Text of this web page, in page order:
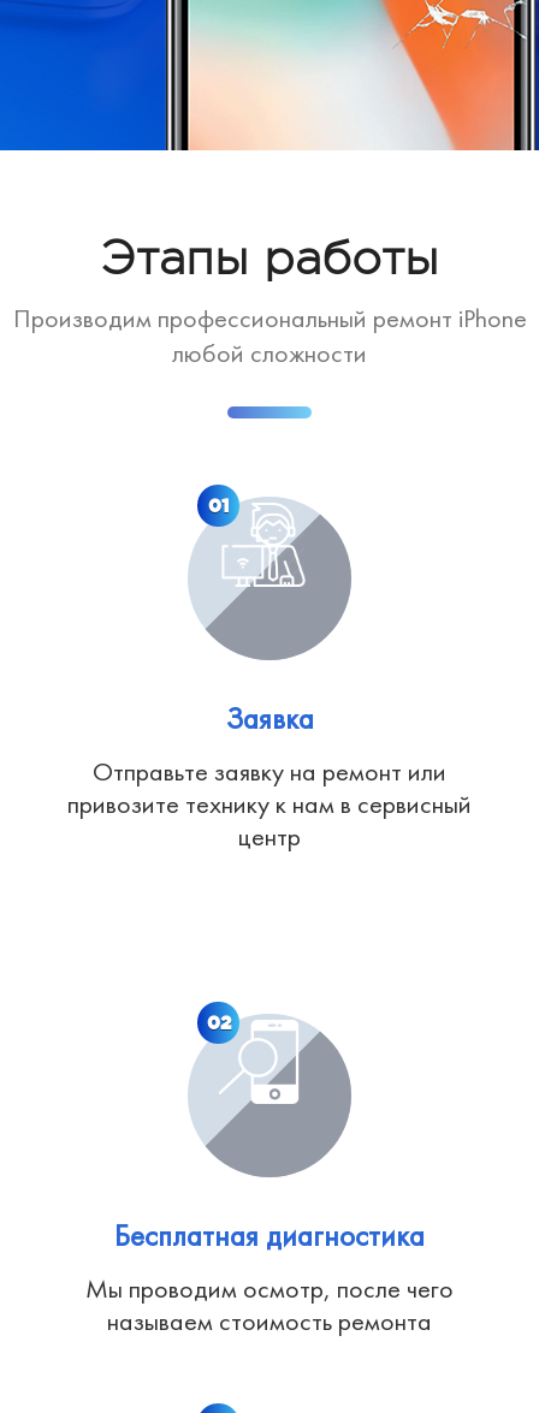
Этапы работы
Производим профессиональный ремонт iPhone
любой сложности
01
Заявка
Отправьте заявку на ремонт или
привозите технику к нам в сервисный
центр
02
Бесплатная диагностика
Мы проводим осмотр, после чего
называем стоимость ремонта